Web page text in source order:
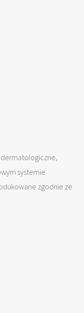
dermatologiczne,
systemie
zgodnie ze